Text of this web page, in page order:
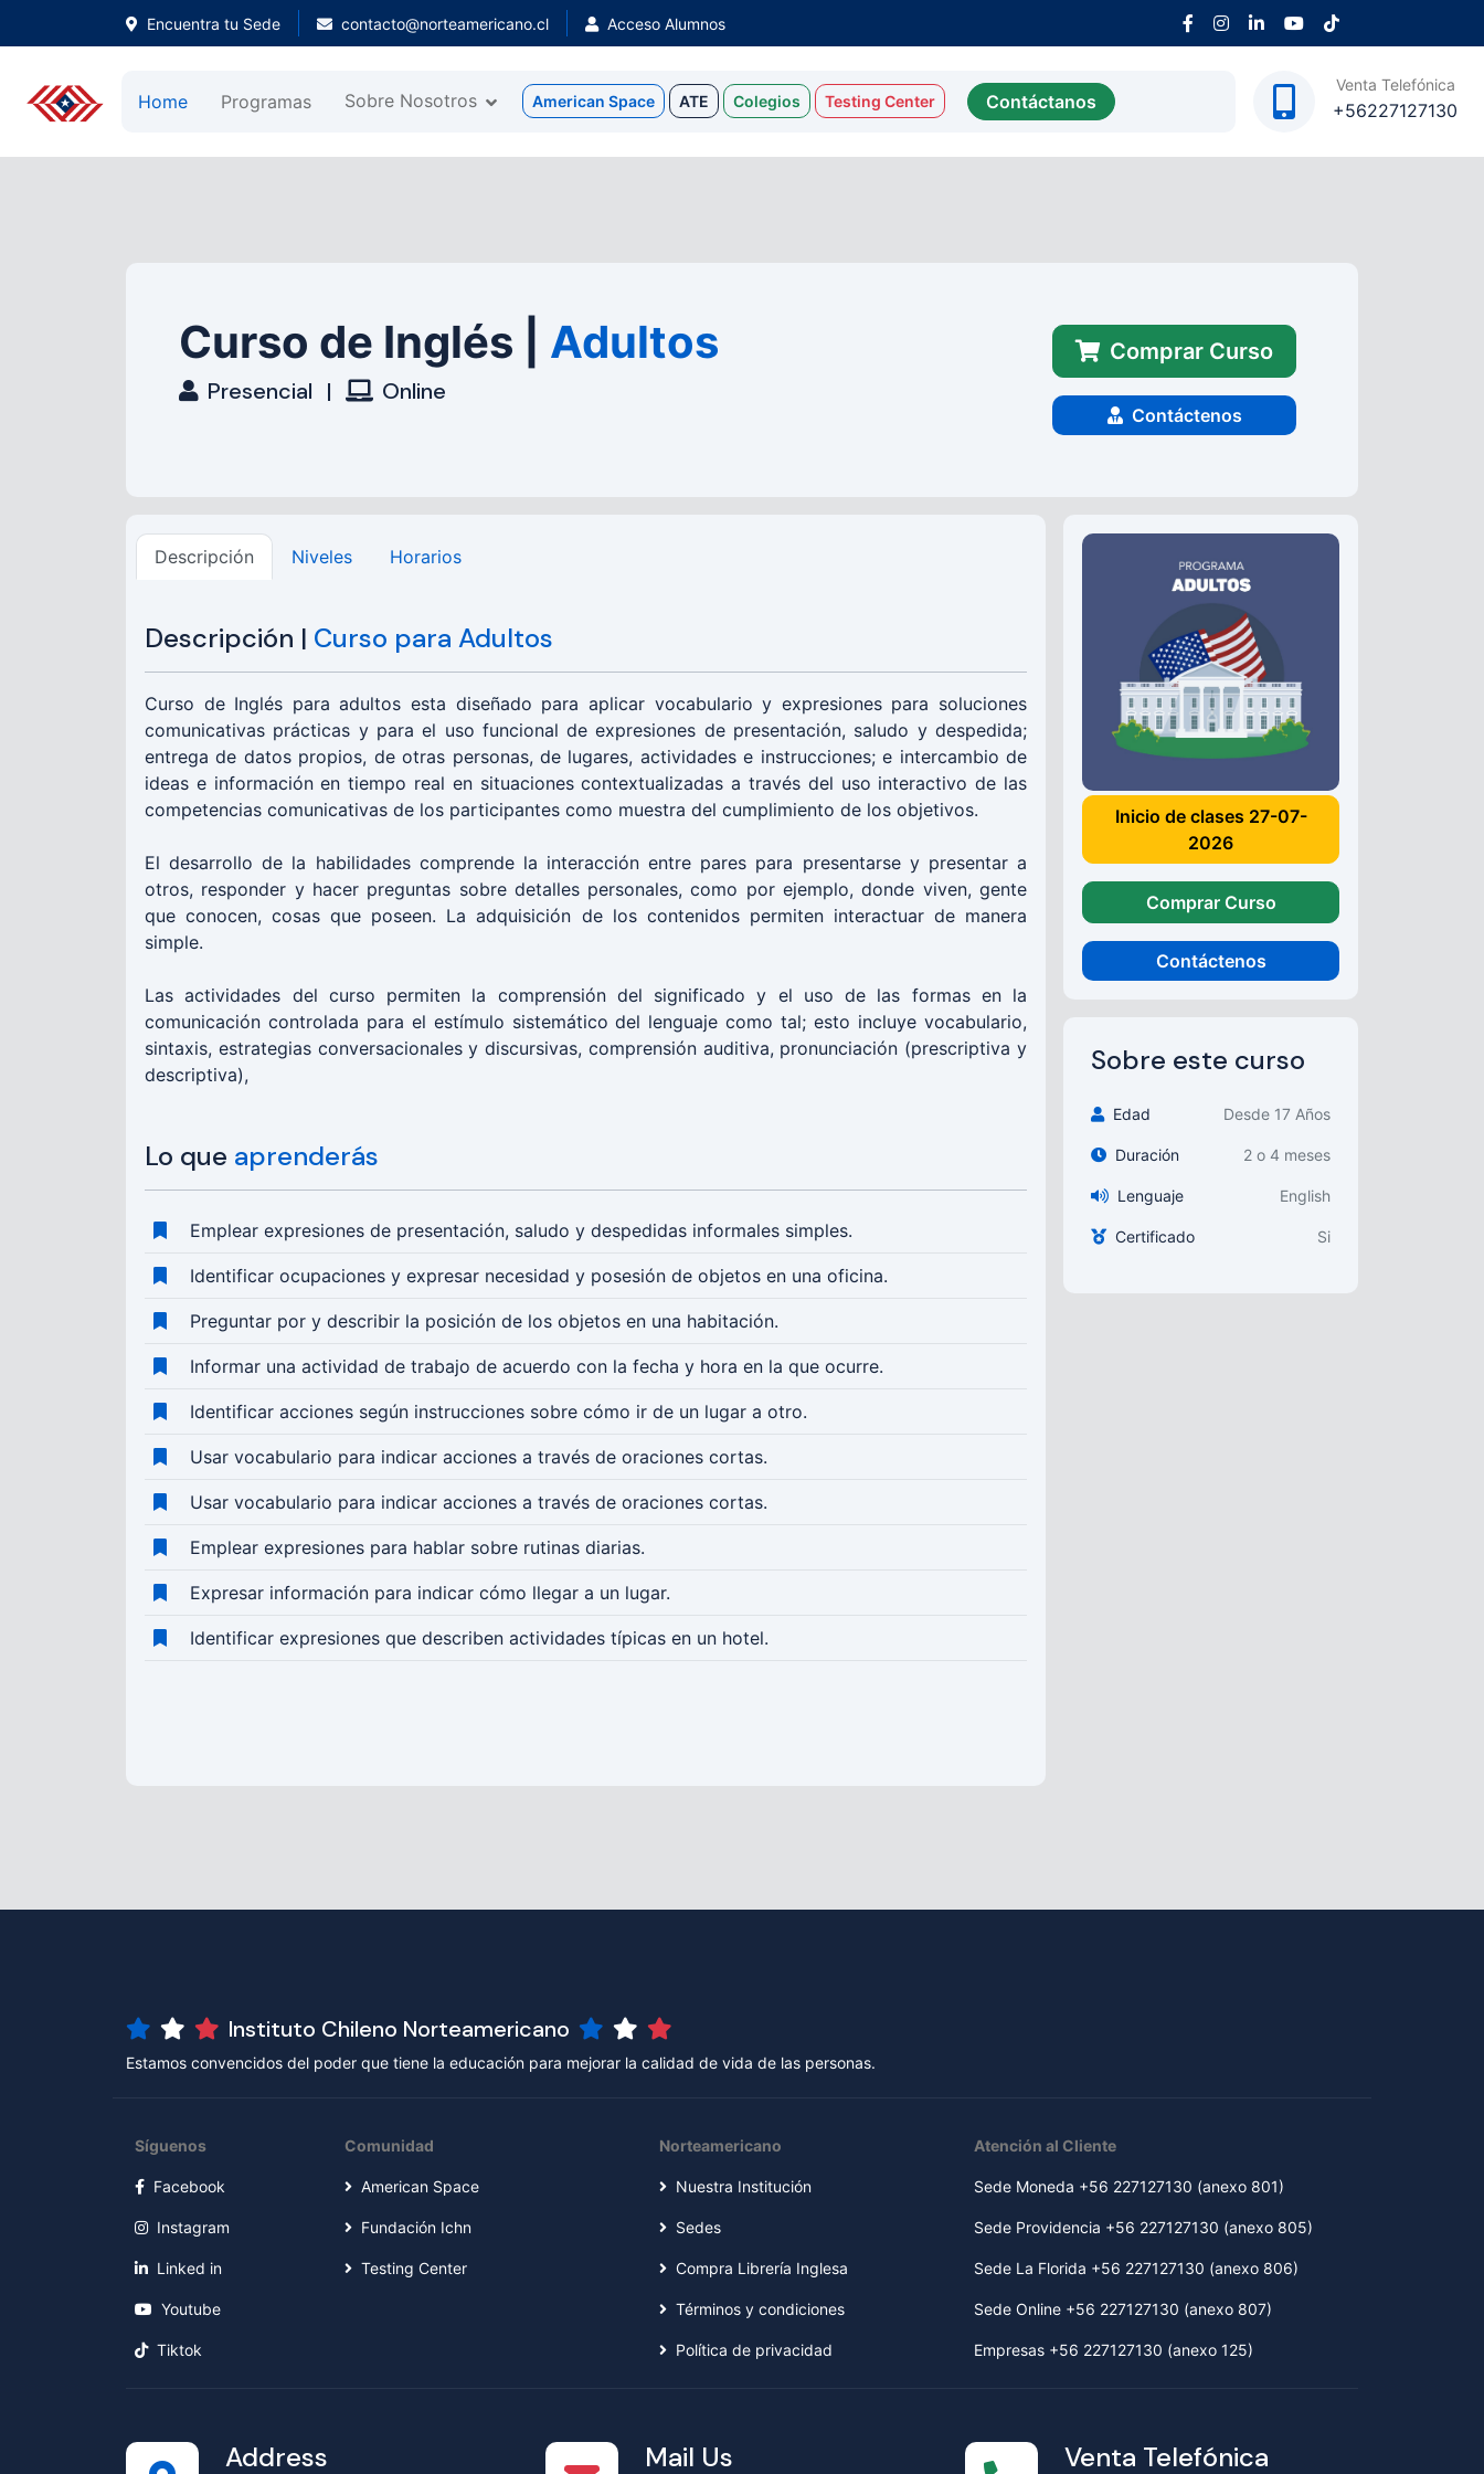
Encuentra tu Sede contacto@norteamericano.cl Acceso Alumnos
Home Programas Sobre Nosotros American Space ATE Colegios Testing Center Contáctanos
Venta Telefónica
+56227127130
Curso de Inglés | Adultos
Presencial | Online
Comprar Curso
Contáctenos
Descripción Niveles Horarios
Descripción | Curso para Adultos
Curso de Inglés para adultos esta diseñado para aplicar vocabulario y expresiones para soluciones
comunicativas prácticas y para el uso funcional de expresiones de presentación, saludo y despedida;
entrega de datos propios, de otras personas, de lugares, actividades e instrucciones; e intercambio de
ideas e información en tiempo real en situaciones contextualizadas a través del uso interactivo de las
competencias comunicativas de los participantes como muestra del cumplimiento de los objetivos.
El desarrollo de la habilidades comprende la interacción entre pares para presentarse y presentar a
otros, responder y hacer preguntas sobre detalles personales, como por ejemplo, donde viven, gente
que conocen, cosas que poseen. La adquisición de los contenidos permiten interactuar de manera
simple.
Las actividades del curso permiten la comprensión del significado y el uso de las formas en la
comunicación controlada para el estímulo sistemático del lenguaje como tal; esto incluye vocabulario,
sintaxis, estrategias conversacionales y discursivas, comprensión auditiva, pronunciación (prescriptiva y
descriptiva),
Lo que aprenderás
Emplear expresiones de presentación, saludo y despedidas informales simples.
Identificar ocupaciones y expresar necesidad y posesión de objetos en una oficina.
Preguntar por y describir la posición de los objetos en una habitación.
Informar una actividad de trabajo de acuerdo con la fecha y hora en la que ocurre.
Identificar acciones según instrucciones sobre cómo ir de un lugar a otro.
Usar vocabulario para indicar acciones a través de oraciones cortas.
Usar vocabulario para indicar acciones a través de oraciones cortas.
Emplear expresiones para hablar sobre rutinas diarias.
Expresar información para indicar cómo llegar a un lugar.
Identificar expresiones que describen actividades típicas en un hotel.
Inicio de clases 27-07-
2026
Comprar Curso
Contáctenos
Sobre este curso
Edad Desde 17 Años
Duración 2 o 4 meses
Lenguaje English
Certificado Si
Instituto Chileno Norteamericano
Estamos convencidos del poder que tiene la educación para mejorar la calidad de vida de las personas.
Síguenos
Facebook
Instagram
Linked in
Youtube
Tiktok
Comunidad
American Space
Fundación Ichn
Testing Center
Norteamericano
Nuestra Institución
Sedes
Compra Librería Inglesa
Términos y condiciones
Política de privacidad
Atención al Cliente
Sede Moneda +56 227127130 (anexo 801)
Sede Providencia +56 227127130 (anexo 805)
Sede La Florida +56 227127130 (anexo 806)
Sede Online +56 227127130 (anexo 807)
Empresas +56 227127130 (anexo 125)
Address Mail Us Venta Telefónica